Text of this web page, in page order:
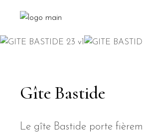
Gîte Bastide
Le gîte Bastide porte